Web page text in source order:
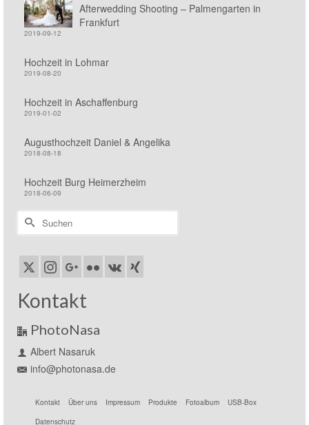
Afterwedding Shooting – Palmengarten in
Frankfurt
2019-09-12
Hochzeit in Lohmar
2019-08-20
Hochzeit in Aschaffenburg
2019-01-02
Augusthochzeit Daniel & Angelika
2018-08-18
Hochzeit Burg Heimerzheim
2018-06-09
Suchen
nach:
Kontakt
PhotoNasa
Albert Nasaruk
info@photonasa.de
Kontakt Über uns Impressum Produkte Fotoalbum
USB-Box
Datenschutz